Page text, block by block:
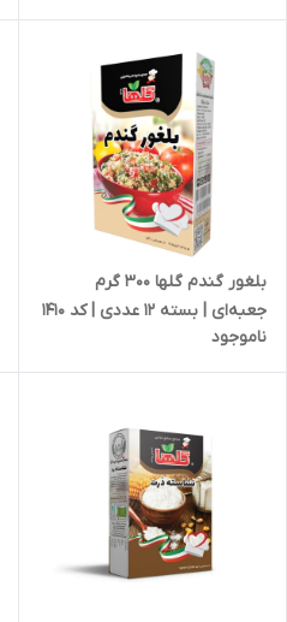
بلغور گندم گلها 300 گرم
جعبه‌ای | بسته 12 عددی | کد 1410
ناموجود